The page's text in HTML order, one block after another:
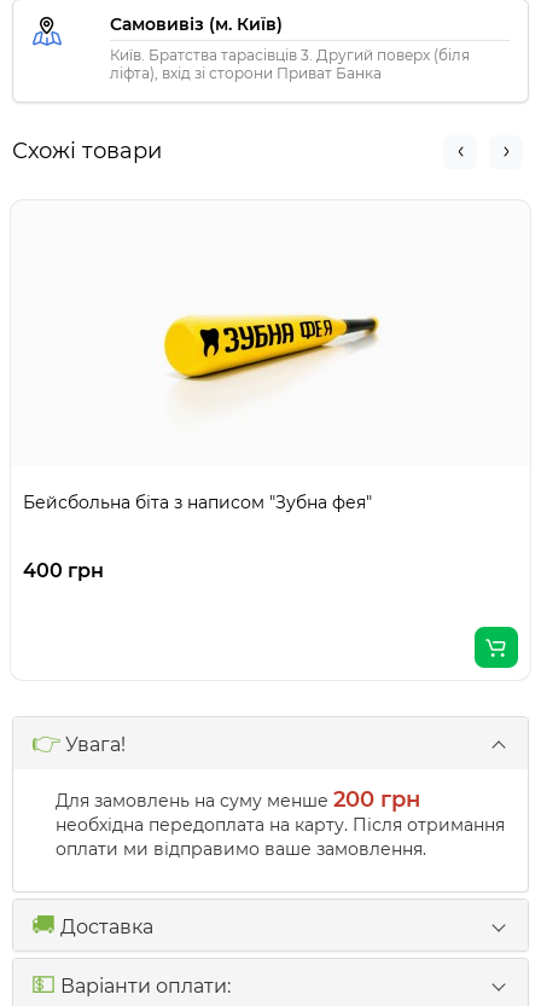
Самовивіз (м. Київ)
Київ. Братства тарасівців 3. Другий поверх (біля
ліфта), вхід зі сторони Приват Банка
Схожі товари
Бейсбольна біта з написом "Зубна фея"
400 грн
👉 Увага!
Для замовлень на суму менше 200 грн
необхідна передоплата на карту. Після отримання
оплати ми відправимо ваше замовлення.
🚚 Доставка
💵 Варіанти оплати: